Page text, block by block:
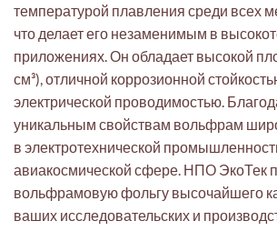
температурой плавления среди всех
что делает его незаменимым в
приложениях. Он обладает высокой
см³), отличной коррозионной
электрической проводимостью.
уникальным свойствам вольфрам
в электротехнической
авиакосмической сфере. НПО ЭкоТек
вольфрамовую фольгу высочайшего
ваших исследовательских и